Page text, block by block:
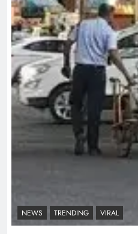
NEWS TRENDING VIRAL